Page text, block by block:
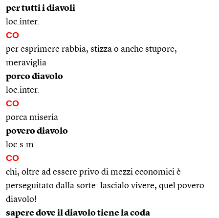
per tutti i diavoli
loc.inter.
CO
per esprimere rabbia, stizza o anche stupore,
meraviglia
porco diavolo
loc.inter.
CO
porca miseria
povero diavolo
loc.s.m.
CO
chi, oltre ad essere privo di mezzi economici è
perseguitato dalla sorte: lascialo vivere, quel povero
diavolo!
sapere dove il diavolo tiene la coda